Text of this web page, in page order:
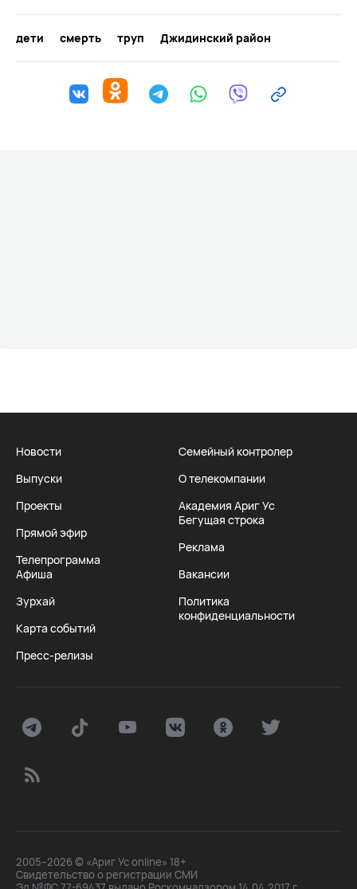
дети смерть труп Джидинский район
Новости
Выпуски
Проекты
Прямой эфир
Телепрограмма
Афиша
Зурхай
Карта событий
Пресс-релизы
Семейный контролер
О телекомпании
Академия Ариг Ус
Бегущая строка
Реклама
Вакансии
Политика
конфиденциальности
2005–2026 © «Ариг Ус online» 18+
Свидетельство о регистрации СМИ